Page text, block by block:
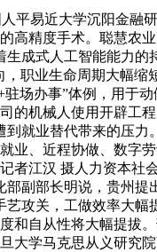
易近大学沉阳金融
精度手术。聪慧农
成式人工智能能力
职业生命周期大幅
场办事”体例，用于
的机械人使用开辟工
就业替代带来的压
业、近程协做、数字
江汉 摄人力资本社
副部长明说，贵州
攻关，工做效率大
和自从性将大幅提拔
学马克思从义研究